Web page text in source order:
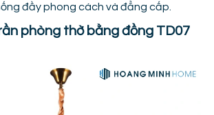
đầy phong cách và đẳng cấp.
phòng thờ bằng đồng TD07